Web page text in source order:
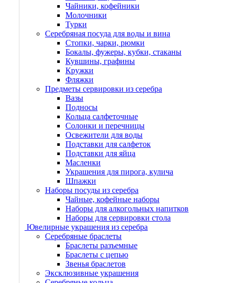
Чайники, кофейники
Молочники
Турки
Серебряная посуда для воды и вина
Стопки, чарки, рюмки
Бокалы, фужеры, кубки, стаканы
Кувшины, графины
Кружки
Фляжки
Предметы сервировки из серебра
Вазы
Подносы
Кольца салфеточные
Солонки и перечницы
Освежители для воды
Подставки для салфеток
Подставки для яйца
Масленки
Украшения для пирога, кулича
Шпажки
Наборы посуды из серебра
Чайные, кофейные наборы
Наборы для алкогольных напитков
Наборы для сервировки стола
Ювелирные украшения из серебра
Серебряные браслеты
Браслеты разъемные
Браслеты с цепью
Звенья браслетов
Эксклюзивные украшения